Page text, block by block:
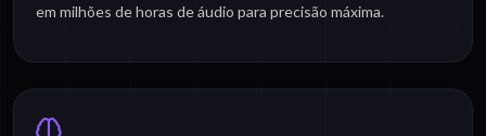
em milhões de horas de áudio para precisão máxima.